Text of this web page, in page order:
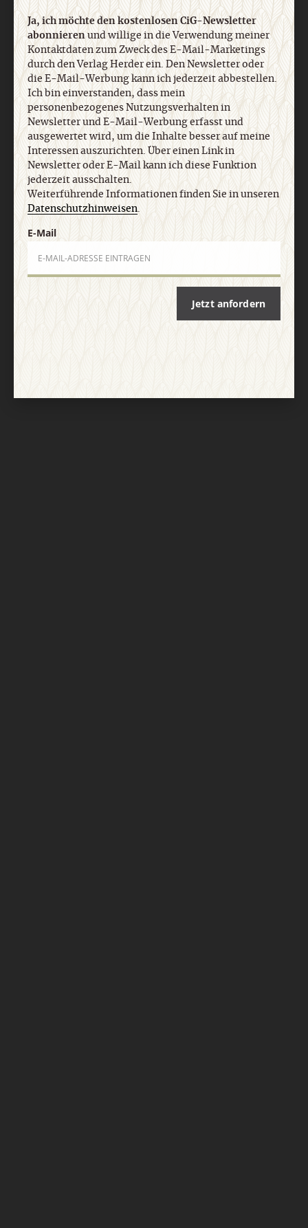
Nach oben
Ja, ich möchte den kostenlosen CiG-Newsletter
abonnierenund willige in die Verwendung meiner
Kontaktdaten zum Zweck des E-Mail-Marketings
durch den Verlag Herder ein. Den Newsletter oder
die E-Mail-Werbung kann ich jederzeit abbestellen.
Ich bin einverstanden, dass mein
personenbezogenes Nutzungsverhalten in
Newsletter und E-Mail-Werbung erfasst und
ausgewertet wird, um die Inhalte besser auf meine
Interessen auszurichten. Über einen Link in
Newsletter oder E-Mail kann ich diese Funktion
jederzeit ausschalten.
Weiterführende Informationen finden Sie in unseren
Datenschutzhinweisen.
E-Mail
Jetzt anfordern